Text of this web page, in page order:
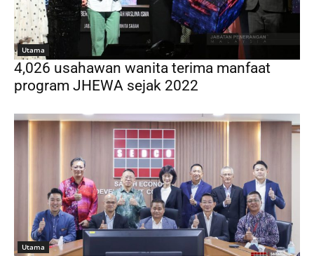
Utama
4,026 usahawan wanita terima manfaat
program JHEWA sejak 2022
Utama